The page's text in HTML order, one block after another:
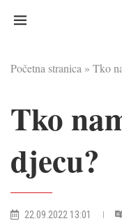
Početna stranica » Tko
Tko
djecu?
22.09.2022 13:01